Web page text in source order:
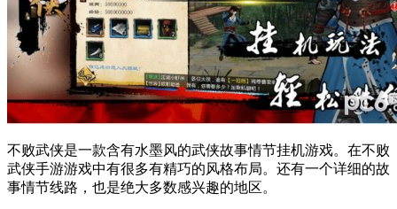
不败武侠是一款含有水墨风的武侠故事情节挂机游戏。在不败
武侠手游游戏中有很多有精巧的风格布局。还有一个详细的故
事情节线路，也是绝大多数感兴趣的地区。